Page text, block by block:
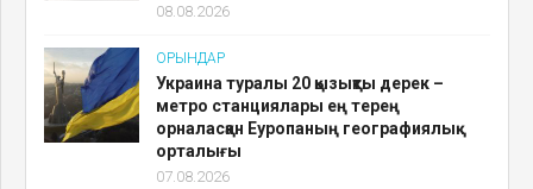
08.08.2026
ОРЫНДАР
Украина туралы 20 қызықты дерек –
метро станциялары ең терең
орналасқан Еуропаның географиялық
орталығы
07.08.2026